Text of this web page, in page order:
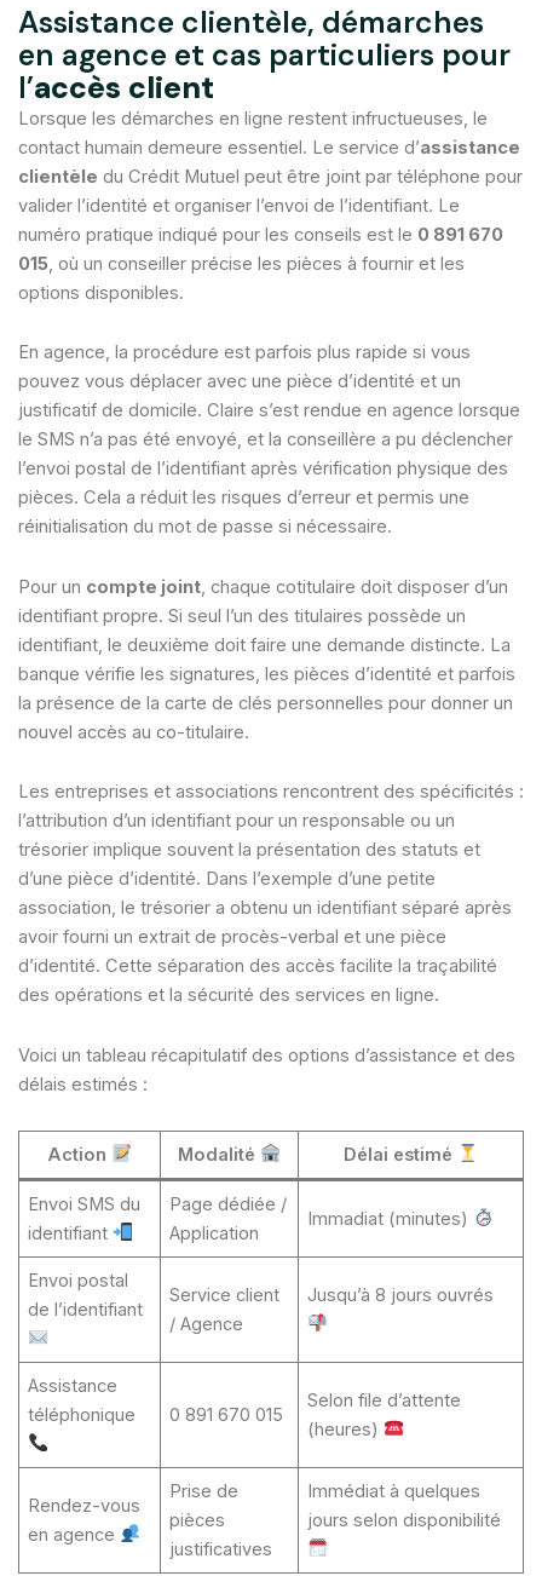
Assistance clientèle, démarches
en agence et cas particuliers pour
l’accès client
Lorsque les démarches en ligne restent infructueuses, le
contact humain demeure essentiel. Le service d’assistance
clientèle du Crédit Mutuel peut être joint par téléphone pour
valider l’identité et organiser l’envoi de l’identifiant. Le
numéro pratique indiqué pour les conseils est le 0 891 670
015, où un conseiller précise les pièces à fournir et les
options disponibles.
En agence, la procédure est parfois plus rapide si vous
pouvez vous déplacer avec une pièce d’identité et un
justificatif de domicile. Claire s’est rendue en agence lorsque
le SMS n’a pas été envoyé, et la conseillère a pu déclencher
l’envoi postal de l’identifiant après vérification physique des
pièces. Cela a réduit les risques d’erreur et permis une
réinitialisation du mot de passe si nécessaire.
Pour un compte joint, chaque cotitulaire doit disposer d’un
identifiant propre. Si seul l’un des titulaires possède un
identifiant, le deuxième doit faire une demande distincte. La
banque vérifie les signatures, les pièces d’identité et parfois
la présence de la carte de clés personnelles pour donner un
nouvel accès au co-titulaire.
Les entreprises et associations rencontrent des spécificités :
l’attribution d’un identifiant pour un responsable ou un
trésorier implique souvent la présentation des statuts et
d’une pièce d’identité. Dans l’exemple d’une petite
association, le trésorier a obtenu un identifiant séparé après
avoir fourni un extrait de procès-verbal et une pièce
d’identité. Cette séparation des accès facilite la traçabilité
des opérations et la sécurité des services en ligne.
Voici un tableau récapitulatif des options d’assistance et des
délais estimés :
Action Modalité Délai estimé
Envoi SMS du
identifiant
Page dédiée /
Application
Immadiat (minutes)
Envoi postal
de l’identifiant
Service client
/ Agence
Jusqu’à 8 jours ouvrés
Assistance
téléphonique
0 891 670 015
Selon file d’attente
(heures)
Rendez-vous
en agence
Prise de
pièces
justificatives
Immédiat à quelques
jours selon disponibilité